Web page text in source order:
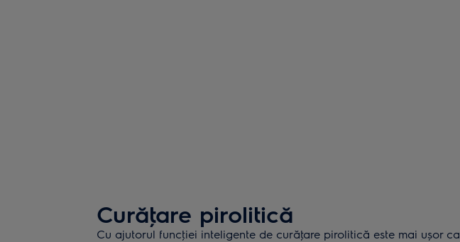
Curăţare pirolitică
Cu ajutorul funcţiei inteligente de curăţare pirolitică este mai ușor ca